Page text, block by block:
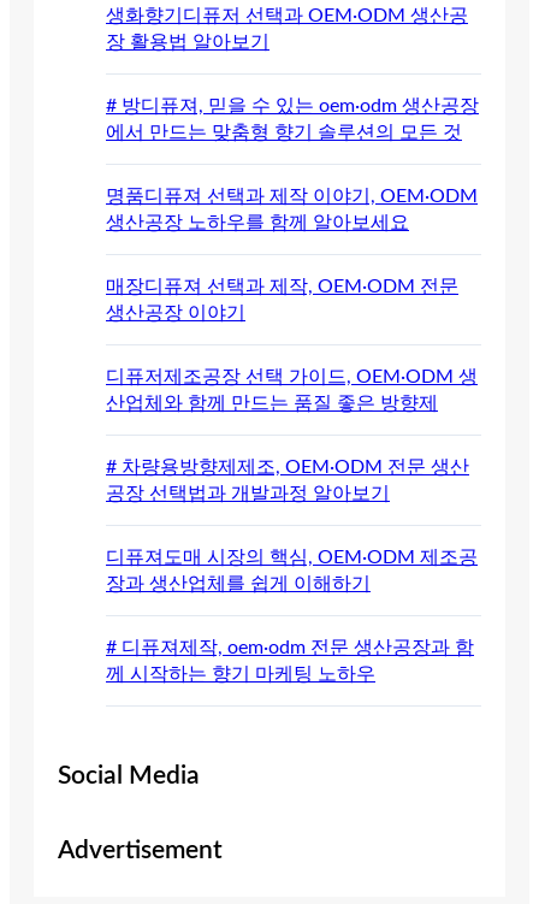
생화향기디퓨저 선택과 OEM·ODM 생산공
장 활용법 알아보기
# 방디퓨져, 믿을 수 있는 oem·odm 생산공장
에서 만드는 맞춤형 향기 솔루션의 모든 것
명품디퓨져 선택과 제작 이야기, OEM·ODM
생산공장 노하우를 함께 알아보세요
매장디퓨져 선택과 제작, OEM·ODM 전문
생산공장 이야기
디퓨저제조공장 선택 가이드, OEM·ODM 생
산업체와 함께 만드는 품질 좋은 방향제
# 차량용방향제제조, OEM·ODM 전문 생산
공장 선택법과 개발과정 알아보기
디퓨져도매 시장의 핵심, OEM·ODM 제조공
장과 생산업체를 쉽게 이해하기
# 디퓨져제작, oem·odm 전문 생산공장과 함
께 시작하는 향기 마케팅 노하우
Social Media
Advertisement